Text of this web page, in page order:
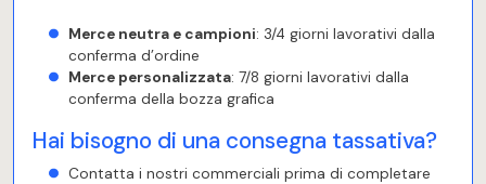
Merce neutra e campioni: 3/4 giorni lavorativi dalla
conferma d’ordine
Merce personalizzata: 7/8 giorni lavorativi dalla
conferma della bozza grafica
Hai bisogno di una consegna tassativa?
Contatta i nostri commerciali prima di completare